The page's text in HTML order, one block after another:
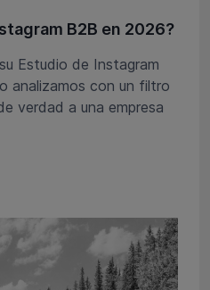
B2B en 2026?
Estudio de Instagram
analizamos con un filtro
verdad a una empresa